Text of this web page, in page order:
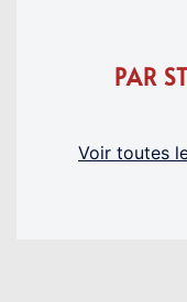
PAR
Voir toutes